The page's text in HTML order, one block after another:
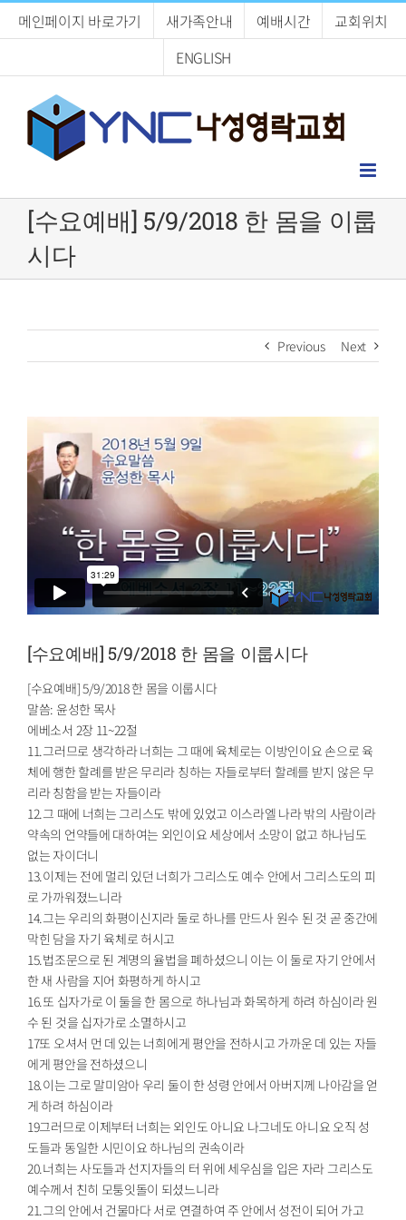
메인페이지 바로가기 새가족안내 예배시간
교회위치
ENGLISH
[수요예배] 5/9/2018 한 몸을 이룹
시다
Previous Next
[수요예배] 5/9/2018 한 몸을 이룹시다
[수요예배] 5/9/2018 한 몸을 이룹시다
말씀: 윤성한 목사
에베소서 2장 11~22절
11.그러므로 생각하라 너희는 그 때에 육체로는 이방인이요 손으로 육
체에 행한 할례를 받은 무리라 칭하는 자들로부터 할례를 받지 않은 무
리라 칭함을 받는 자들이라
12.그 때에 너희는 그리스도 밖에 있었고 이스라엘 나라 밖의 사람이라
약속의 언약들에 대하여는 외인이요 세상에서 소망이 없고 하나님도
없는 자이더니
13.이제는 전에 멀리 있던 너희가 그리스도 예수 안에서 그리스도의 피
로 가까워졌느니라
14.그는 우리의 화평이신지라 둘로 하나를 만드사 원수 된 것 곧 중간에
막힌 담을 자기 육체로 허시고
15.법조문으로 된 계명의 율법을 폐하셨으니 이는 이 둘로 자기 안에서
한 새 사람을 지어 화평하게 하시고
16.또 십자가로 이 둘을 한 몸으로 하나님과 화목하게 하려 하심이라 원
수 된 것을 십자가로 소멸하시고
17또 오셔서 먼 데 있는 너희에게 평안을 전하시고 가까운 데 있는 자들
에게 평안을 전하셨으니
18.이는 그로 말미암아 우리 둘이 한 성령 안에서 아버지께 나아감을 얻
게 하려 하심이라
19그러므로 이제부터 너희는 외인도 아니요 나그네도 아니요 오직 성
도들과 동일한 시민이요 하나님의 권속이라
20.너희는 사도들과 선지자들의 터 위에 세우심을 입은 자라 그리스도
예수께서 친히 모퉁잇돌이 되셨느니라
21.그의 안에서 건물마다 서로 연결하여 주 안에서 성전이 되어 가고